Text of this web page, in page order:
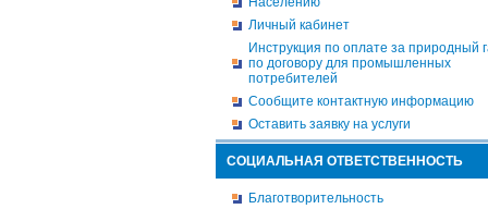
Личный кабинет
Инструкция по оплате за природный
по договору для промышленных
потребителей
Сообщите контактную информацию
Оставить заявку на услуги
СОЦИАЛЬНАЯ ОТВЕТСТВЕННОСТЬ
Благотворительность